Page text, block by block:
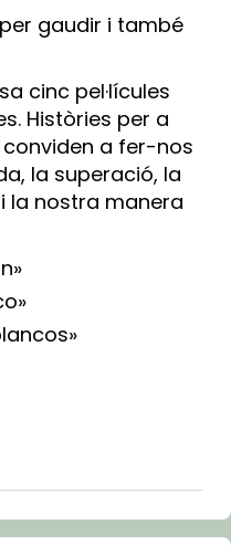
gaudir i també
cinc pel·lícules
Històries per a
a fer-nos
la superació, la
la nostra manera